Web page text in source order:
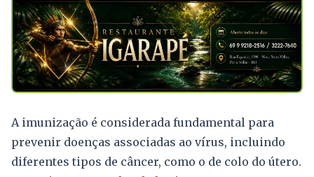
A imunização é considerada fundamental para
prevenir doenças associadas ao vírus, incluindo
diferentes tipos de câncer, como o de colo do útero.